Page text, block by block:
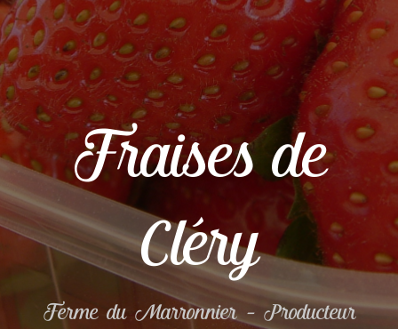
Fraises de
Cléry
Ferme du Marronnier – Producteur